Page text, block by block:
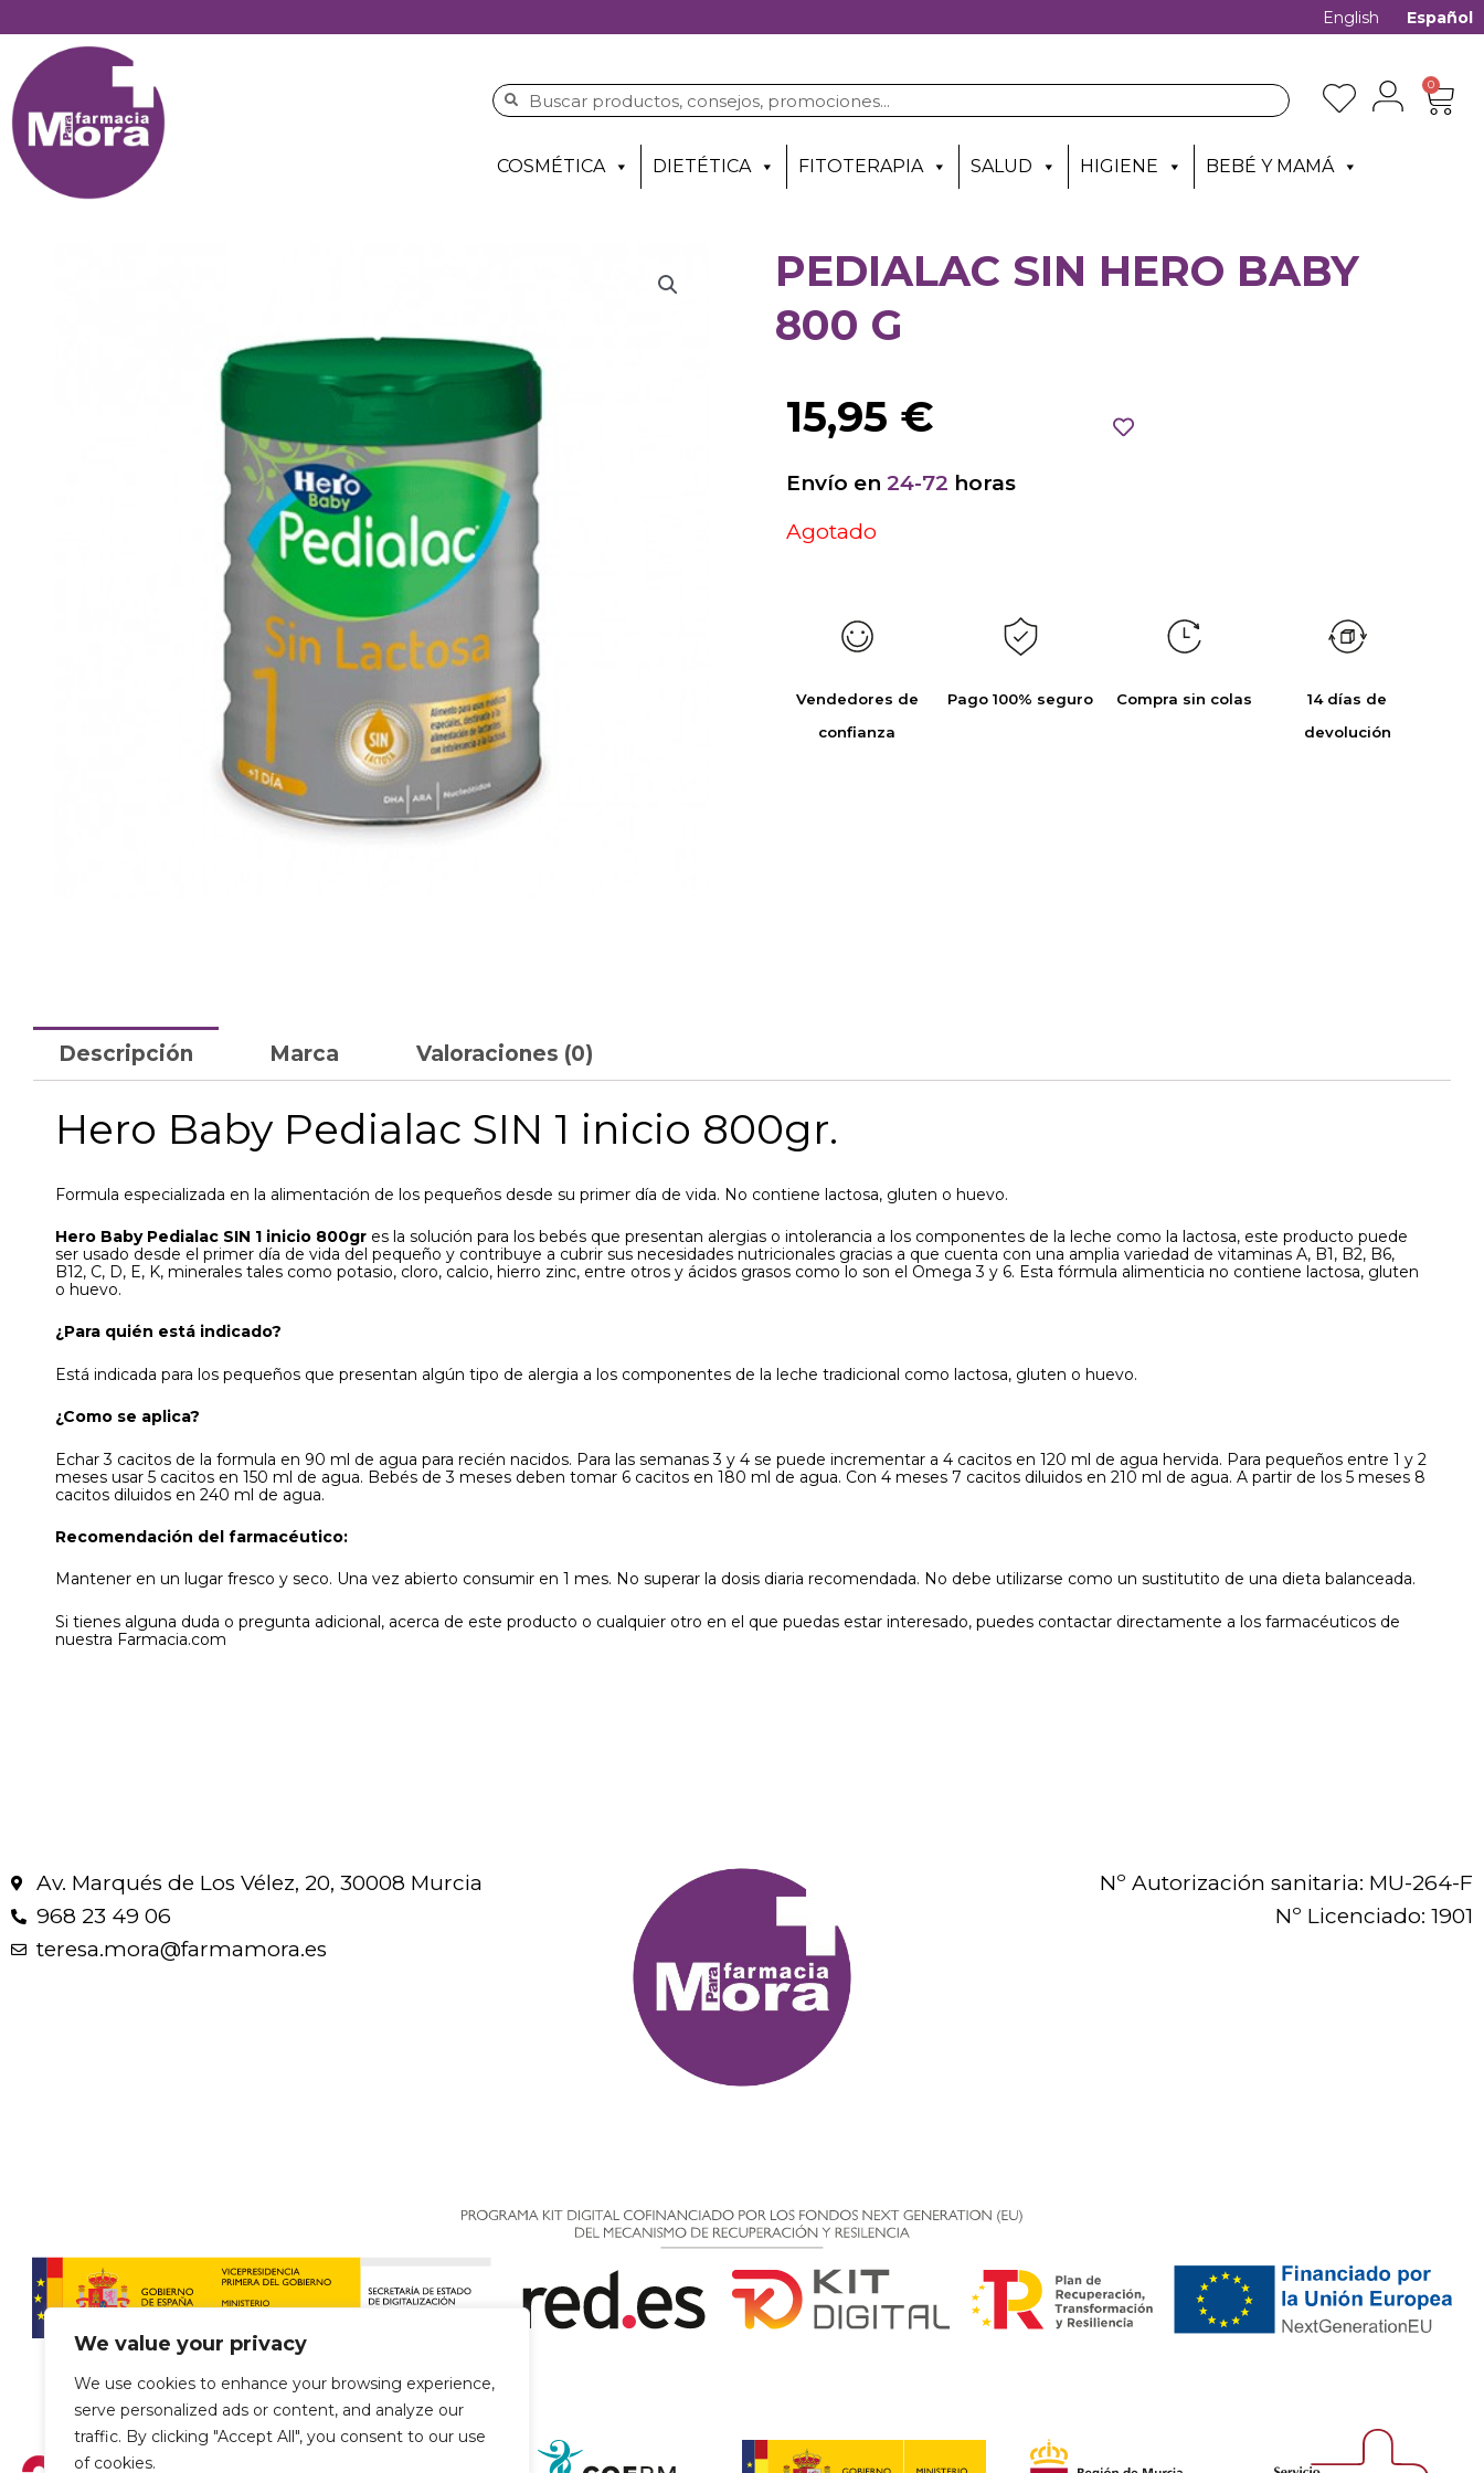
We value your privacy
We use cookies to enhance your browsing experience,
serve personalized ads or content, and analyze our
traffic. By clicking "Accept All", you consent to our use
of cookies.
English Español
0
COSMÉTICA DIETÉTICA FITOTERAPIA SALUD HIGIENE BEBÉ Y MAMÁ
PEDIALAC SIN HERO BABY
800 G
15,95 €
Envío en 24-72 horas
Agotado
Vendedores de
confianza
Pago 100% seguro Compra sin colas
14 días de
devolución
Descripción Marca Valoraciones (0)
Hero Baby Pedialac SIN 1 inicio 800gr.
Formula especializada en la alimentación de los pequeños desde su primer día de vida. No contiene lactosa, gluten o huevo.
Hero Baby Pedialac SIN 1 inicio 800gr es la solución para los bebés que presentan alergias o intolerancia a los componentes de la leche como la lactosa, este producto puede
ser usado desde el primer día de vida del pequeño y contribuye a cubrir sus necesidades nutricionales gracias a que cuenta con una amplia variedad de vitaminas A, B1, B2, B6,
B12, C, D, E, K, minerales tales como potasio, cloro, calcio, hierro zinc, entre otros y ácidos grasos como lo son el Omega 3 y 6. Esta fórmula alimenticia no contiene lactosa, gluten
o huevo.
¿Para quién está indicado?
Está indicada para los pequeños que presentan algún tipo de alergia a los componentes de la leche tradicional como lactosa, gluten o huevo.
¿Como se aplica?
Echar 3 cacitos de la formula en 90 ml de agua para recién nacidos. Para las semanas 3 y 4 se puede incrementar a 4 cacitos en 120 ml de agua hervida. Para pequeños entre 1 y 2
meses usar 5 cacitos en 150 ml de agua. Bebés de 3 meses deben tomar 6 cacitos en 180 ml de agua. Con 4 meses 7 cacitos diluidos en 210 ml de agua. A partir de los 5 meses 8
cacitos diluidos en 240 ml de agua.
Recomendación del farmacéutico:
Mantener en un lugar fresco y seco. Una vez abierto consumir en 1 mes. No superar la dosis diaria recomendada. No debe utilizarse como un sustitutito de una dieta balanceada.
Si tienes alguna duda o pregunta adicional, acerca de este producto o cualquier otro en el que puedas estar interesado, puedes contactar directamente a los farmacéuticos de
nuestra Farmacia.com
Av. Marqués de Los Vélez, 20, 30008 Murcia
968 23 49 06
teresa.mora@farmamora.es
Nº Autorización sanitaria: MU-264-F
Nº Licenciado: 1901